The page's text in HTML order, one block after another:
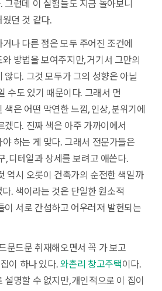
그런데 이 실험들도 지금 돌아보니
던 것 같다.
나 다른 점은 모두 주어진 조건에
방법을 보여주지만, 거기서 그만의
않다. 그것 모두가 그의 성향은 아닐
수도 있기 때문이다. 그래서 먼
은 어떤 막연한 느낌, 인상, 분위기에
겠다. 진짜 색은 아주 가까이에서
하는 게 맞다. 그래서 전문가들은
, 디테일과 상세를 보려고 애쓴다.
역시 오롯이 건축가의 순전한 색일까
. 색이라는 것은 단일한 원소적
이 서로 간섭하고 어우러져 발현되는
문드문 취재해오면서 꼭 가 보고
이 하나 있다. 와촌리 창고주택이다.
명할 수 없지만, 개인적으로 이 집이